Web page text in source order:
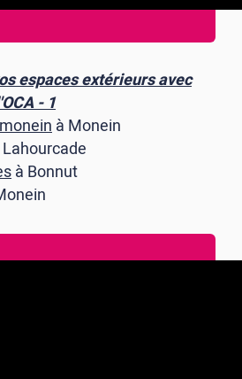
espaces extérieurs avec
- 1
à Monein
à Bonnut